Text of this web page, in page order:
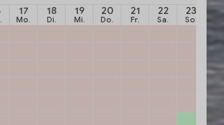
17
Mo.
18
Di.
19
Mi.
20
Do.
21
Fr.
22
Sa.
23
So.